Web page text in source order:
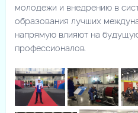
молодежи и внедрению в
образования лучших
напрямую влияют на
профессионалов.